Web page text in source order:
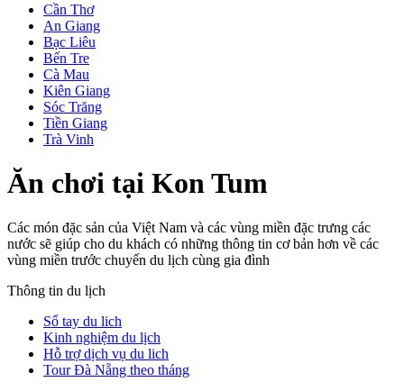
Cần Thơ
An Giang
Bạc Liêu
Bến Tre
Cà Mau
Kiên Giang
Sóc Trăng
Tiền Giang
Trà Vinh
Ăn chơi tại Kon Tum
Các món đặc sản của Việt Nam và các vùng miền đặc trưng các
nước sẽ giúp cho du khách có những thông tin cơ bản hơn về các
vùng miền trước chuyến du lịch cùng gia đình
Thông tin du lịch
Sổ tay du lich
Kinh nghiệm du lịch
Hỗ trợ dịch vụ du lich
Tour Đà Nẵng theo tháng